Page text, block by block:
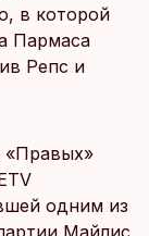
в которой
Пармаса
Репс и
«Правых»
одним из
Майлис